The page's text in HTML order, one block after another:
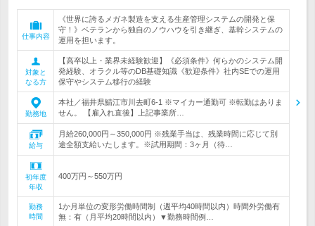
仕事内容
《世界に誇るメガネ製造を支える生産管理システムの開発と保
守！》ベテランから独自のノウハウを引き継ぎ、基幹システムの
運用を担います。
対象と
なる方
【高卒以上・業界未経験歓迎】《必須条件》何らかのシステム開
発経験、オラクル等のDB基礎知識《歓迎条件》社内SEでの運用
保守やシステム移行の経験
勤務地
本社／福井県鯖江市川去町6-1 ※マイカー通勤可 ※転勤はありま
せん。 【雇入れ直後】上記事業所…
給与
月給260,000円～350,000円 ※残業手当は、残業時間に応じて別
途全額支給いたします。※試用期間：3ヶ月（待…
初年度
年収
400万円～550万円
勤務
時間
1か月単位の変形労働時間制（週平均40時間以内）時間外労働有
無：有（月平均20時間以内）▼勤務時間例…